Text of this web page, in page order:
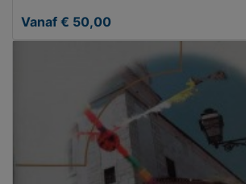
Vanaf € 50,00